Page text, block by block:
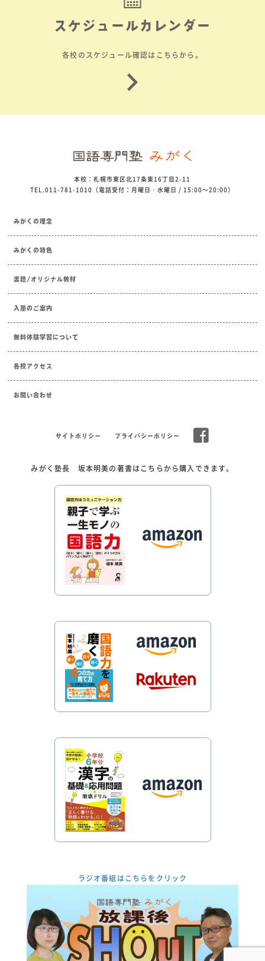
スケジュールカレンダー
各校のスケジュール確認はこちらから。
本校：札幌市東区北17条東16丁目2-11
TEL.011-781-1010（電話受付：月曜日・水曜日 / 15:00～20:00）
みがくの理念
みがくの特色
書籍/オリジナル教材
入塾のご案内
無料体験学習について
各校アクセス
お問い合わせ
サイトポリシー プライバシーポリシー
みがく塾長 坂本明美の著書はこちらから購入できます。
ラジオ番組はこちらをクリック